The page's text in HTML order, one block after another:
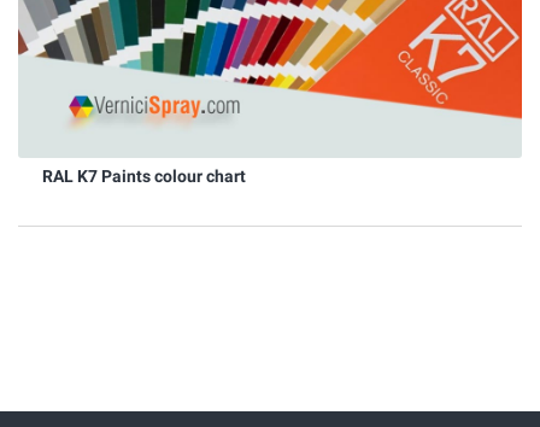
RAL K7 Paints colour chart